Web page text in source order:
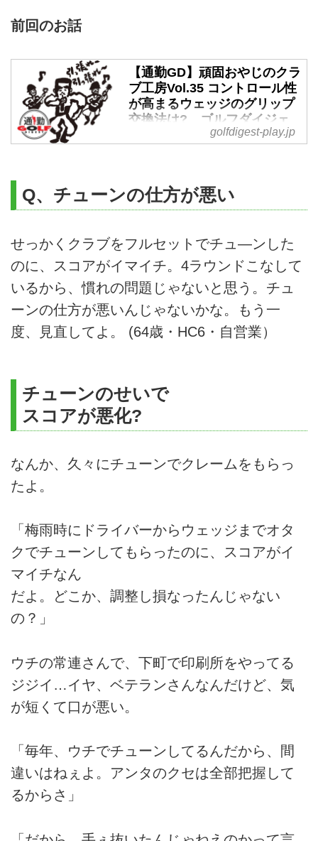
前回のお話
【通勤GD】頑固おやじのクラ
ブ工房Vol.35 コントロール性
が高まるウェッジのグリップ
交換法は? ゴルフダイジェ
ストWEB - ゴルフへ行こう
ッジショットはスコアメークの生
命線だよな。ココに悩んでいるな
と細工をするんだ。今週の通勤
GDは「頑固おやじのクラブ工房
Vol.35」
golfdigest-play.jp
Q、チューンの仕方が悪い
せっかくクラブをフルセットでチュ—ンした
のに、スコアがイマイチ。4ラウンドこなして
いるから、慣れの問題じゃないと思う。チュ
ーンの仕方が悪いんじゃないかな。もう一
度、見直してよ。 (64歳・HC6・自営業）
チューンのせいで
スコアが悪化?
なんか、久々にチューンでクレームをもらっ
たよ。
「梅雨時にドライバーからウェッジまでオタ
クでチューンしてもらったのに、スコアがイ
マイチなん
だよ。どこか、調整し損なったんじゃない
の？」
ウチの常連さんで、下町で印刷所をやってる
ジジイ…イヤ、ベテランさんなんだけど、気
が短くて口が悪い。
「毎年、ウチでチューンしてるんだから、間
違いはねぇよ。アンタのクセは全部把握して
るからさ」